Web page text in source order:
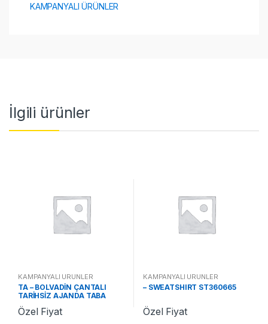
KAMPANYALI ÜRÜNLER
İlgili ürünler
KAMPANYALI ÜRÜNLER
TA – BOLVADİN ÇANTALI
TARİHSİZ AJANDA TABA
ST370478 TA
Özel Fiyat
KAMPANYALI ÜRÜNLER
– SWEATSHIRT ST360665
Özel Fiyat